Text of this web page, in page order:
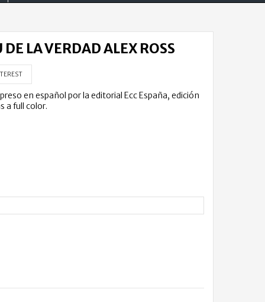
LA VERDAD ALEX ROSS
en español por la editorial Ecc España, edición
a full color.